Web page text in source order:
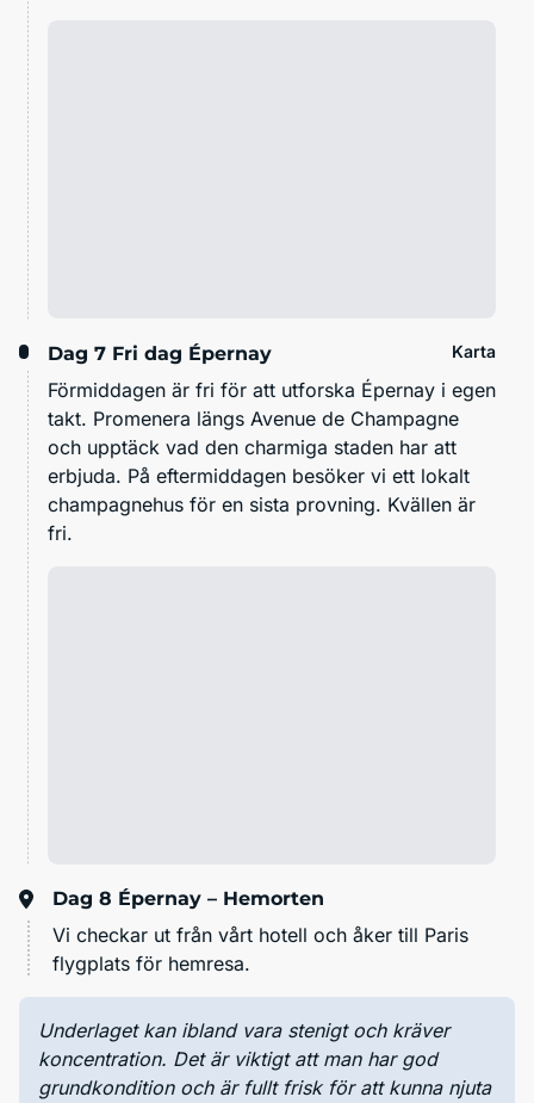
Dag 7 Fri dag Épernay Karta
Förmiddagen är fri för att utforska Épernay i egen
takt. Promenera längs Avenue de Champagne
och upptäck vad den charmiga staden har att
erbjuda. På eftermiddagen besöker vi ett lokalt
champagnehus för en sista provning. Kvällen är
fri.
Dag 8 Épernay – Hemorten
Vi checkar ut från vårt hotell och åker till Paris
flygplats för hemresa.
Underlaget kan ibland vara stenigt och kräver
koncentration. Det är viktigt att man har god
grundkondition och är fullt frisk för att kunna njuta